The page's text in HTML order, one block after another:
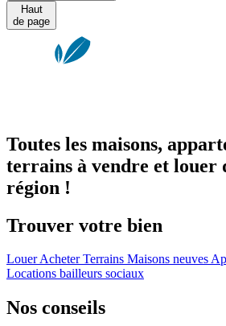
Haut
de page
Toutes les maisons,
terrains à vendre et louer
région !
Trouver votre bien
LouerAcheterTerrains Maisons neuves
Locations bailleurs sociaux
Nos conseils